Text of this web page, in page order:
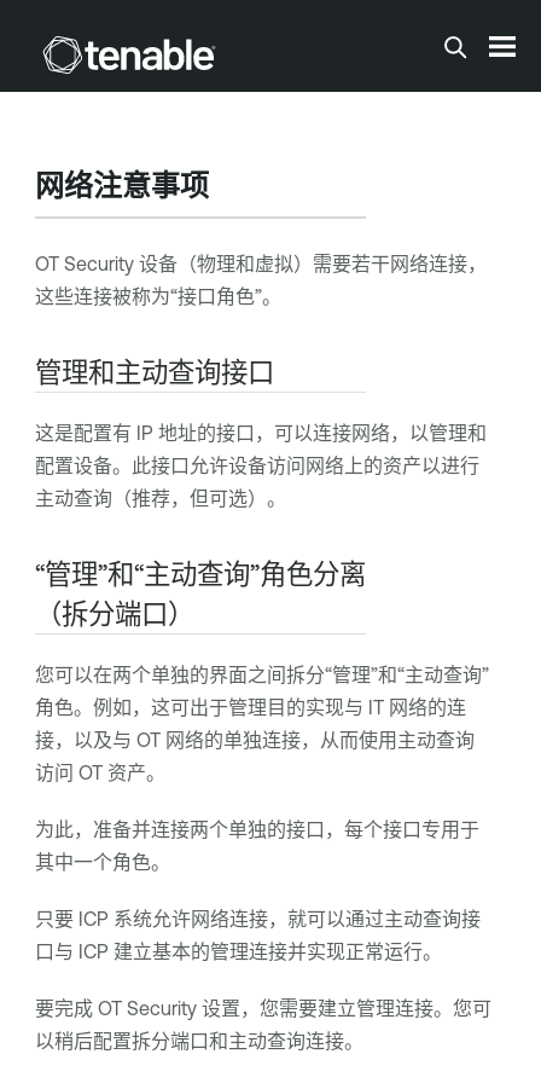
网络注意事项
OT Security设备（物理和虚拟）需要若干网络连接，
这些连接被称为“接口角色”。
管理和主动查询接口
这是配置有 IP 地址的接口，可以连接网络，以管理和
配置设备。此接口允许设备访问网络上的资产以进行
主动查询（推荐，但可选）。
“管理”和“主动查询”角色分离
（拆分端口）
您可以在两个单独的界面之间拆分“管理”和“主动查询”
角色。例如，这可出于管理目的实现与 IT 网络的连
接，以及与 OT 网络的单独连接，从而使用主动查询
访问 OT 资产。
为此，准备并连接两个单独的接口，每个接口专用于
其中一个角色。
只要 ICP 系统允许网络连接，就可以通过主动查询接
口与 ICP 建立基本的管理连接并实现正常运行。
要完成 OT Security设置，您需要建立管理连接。您可
以稍后配置拆分端口和主动查询连接。